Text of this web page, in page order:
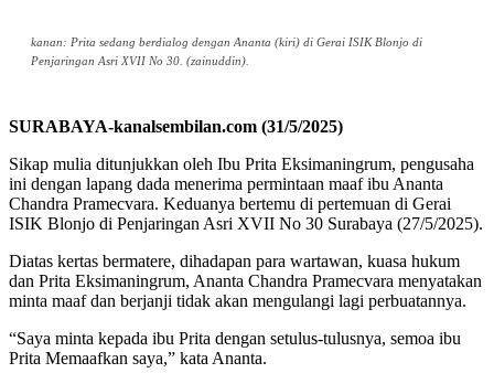
kanan: Prita sedang berdialog dengan Ananta (kiri) di Gerai ISIK Blonjo di
Penjaringan Asri XVII No 30. (zainuddin).
SURABAYA-kanalsembilan.com (31/5/2025)
Sikap mulia ditunjukkan oleh Ibu Prita Eksimaningrum, pengusaha
ini dengan lapang dada menerima permintaan maaf ibu Ananta
Chandra Pramecvara. Keduanya bertemu di pertemuan di Gerai
ISIK Blonjo di Penjaringan Asri XVII No 30 Surabaya (27/5/2025).
Diatas kertas bermatere, dihadapan para wartawan, kuasa hukum
dan Prita Eksimaningrum, Ananta Chandra Pramecvara menyatakan
minta maaf dan berjanji tidak akan mengulangi lagi perbuatannya.
“Saya minta kepada ibu Prita dengan setulus-tulusnya, semoa ibu
Prita Memaafkan saya,” kata Ananta.